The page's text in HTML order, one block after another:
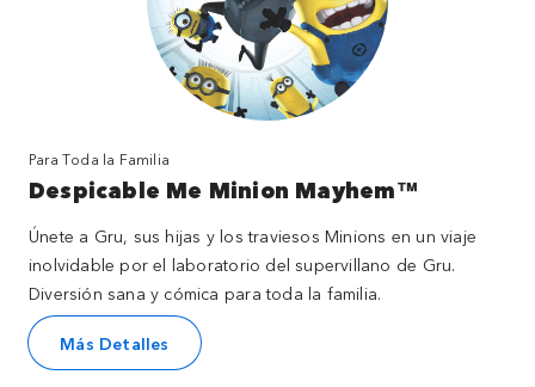
Para Toda la Familia
Despicable Me Minion Mayhem™
Únete a Gru, sus hijas y los traviesos Minions en un viaje
inolvidable por el laboratorio del supervillano de Gru.
Diversión sana y cómica para toda la familia.
Más Detalles